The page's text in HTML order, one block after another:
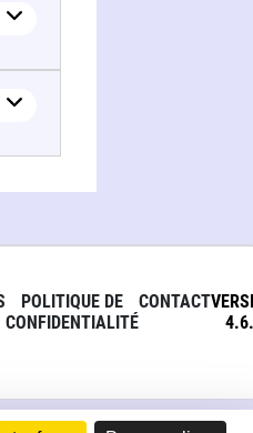
POLITIQUE DE
CONFIDENTIALITÉ
CONTACT